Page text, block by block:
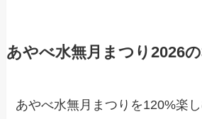
あやべ水無月まつり2026
あやべ水無月まつりを120%楽